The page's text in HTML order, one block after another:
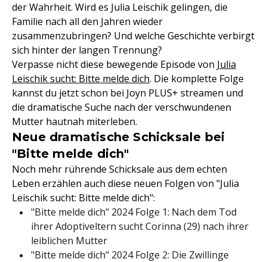
der Wahrheit. Wird es Julia Leischik gelingen, die
Familie nach all den Jahren wieder
zusammenzubringen? Und welche Geschichte verbirgt
sich hinter der langen Trennung?
Verpasse nicht diese bewegende Episode von Julia
Leischik sucht: Bitte melde dich. Die komplette Folge
kannst du jetzt schon bei Joyn PLUS+ streamen und
die dramatische Suche nach der verschwundenen
Mutter hautnah miterleben.
Neue dramatische Schicksale bei
"Bitte melde dich"
Noch mehr rührende Schicksale aus dem echten
Leben erzählen auch diese neuen Folgen von "Julia
Leischik sucht: Bitte melde dich":
"Bitte melde dich" 2024 Folge 1: Nach dem Tod
ihrer Adoptiveltern sucht Corinna (29) nach ihrer
leiblichen Mutter
"Bitte melde dich" 2024 Folge 2: Die Zwillinge